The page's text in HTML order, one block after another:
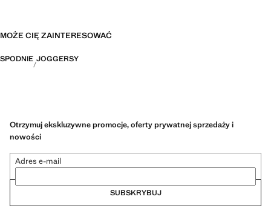
MOŻE CIĘ ZAINTERESOWAĆ
SPODNIE JOGGERSY
Otrzymuj ekskluzywne promocje, oferty prywatnej sprzedaży i
nowości
Adres e-mail
SUBSKRYBUJ